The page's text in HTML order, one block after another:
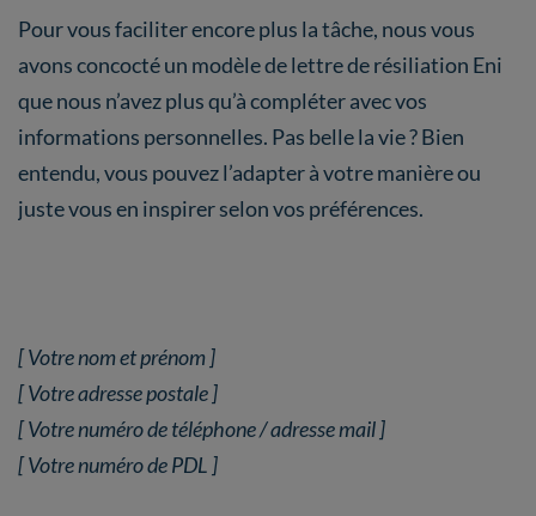
Pour vous faciliter encore plus la tâche, nous vous
avons concocté un modèle de lettre de résiliation Eni
que nous n’avez plus qu’à compléter avec vos
informations personnelles. Pas belle la vie ? Bien
entendu, vous pouvez l’adapter à votre manière ou
juste vous en inspirer selon vos préférences.
[ Votre nom et prénom ]
[ Votre adresse postale ]
[ Votre numéro de téléphone / adresse mail ]
[ Votre numéro de PDL ]